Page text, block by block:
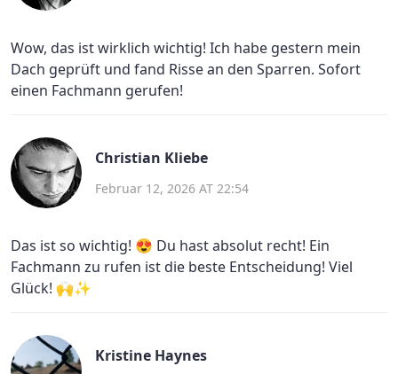
Wow, das ist wirklich wichtig! Ich habe gestern mein
Dach geprüft und fand Risse an den Sparren. Sofort
einen Fachmann gerufen!
Christian Kliebe
Februar 12, 2026 AT 22:54
Das ist so wichtig! 😍 Du hast absolut recht! Ein
Fachmann zu rufen ist die beste Entscheidung! Viel
Glück! 🙌✨
Kristine Haynes